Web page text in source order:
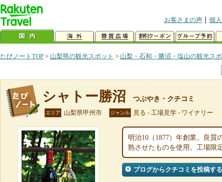
お客さまの声
個
たびノートTOP > 山梨県の観光スポット > 山梨・石和・勝沼・塩山の観光ス
シャトー勝沼 つぶやき・クチコミ
エリア 山梨県甲州市 ジャンル 見る - 工場見学 - ワイナリー
明治10（1877）年創業。良
熟させたものを使用。工場限
ブログからクチコミを投稿す